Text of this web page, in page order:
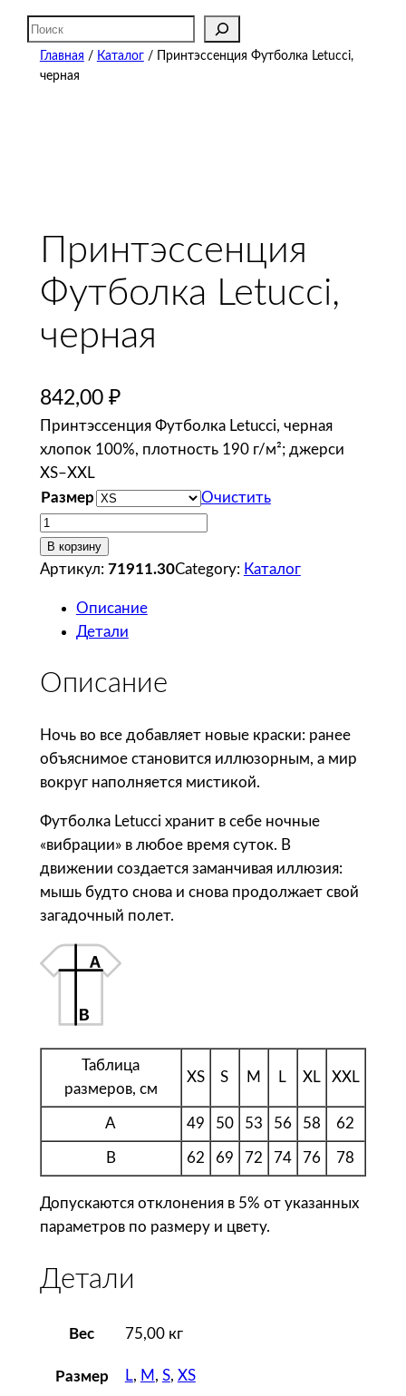
Поиск
Главная / Каталог/ Принтэссенция Футболка Letucci,
черная
Принтэссенция
Футболка Letucci,
черная
842,00 ₽
Принтэссенция Футболка Letucci, черная
хлопок 100%, плотность 190 г/м²; джерси
XS–XXL
Размер
Очистить
К
о
л
т
о
т
о
а
р
а
П
р
н
н
я
Ф
у
б
В корзину
Артикул: 71911.30Category: Каталог
Описание
Детали
Описание
Ночь во все добавляет новые краски: ранее
объяснимое становится иллюзорным, а мир
вокруг наполняется мистикой.
Футболка Letucci хранит в себе ночные
«вибрации» в любое время суток. В
движении создается заманчивая иллюзия:
мышь будто снова и снова продолжает свой
загадочный полет.
Таблица
размеров, см
XS S M L XL XXL
A 49 50 53 56 58 62
B 62 69 72 74 76 78
Допускаются отклонения в 5% от указанных
параметров по размеру и цвету.
Детали
Вес 75,00 кг
Размер L, M , S, XS